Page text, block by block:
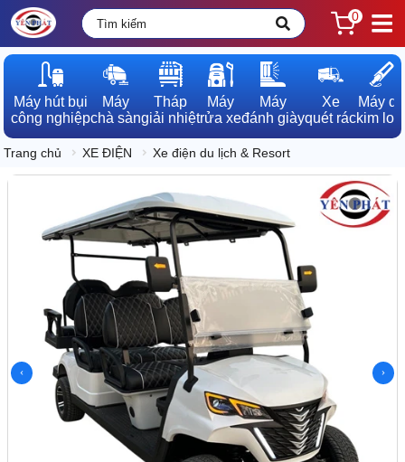
0
Máy hút bụi
công nghiệp
Máy
chà sàn
Tháp
giải nhiệt
Máy
rửa xe
Máy
đánh giày
Xe
quét rác
Máy dò
kim loại
Trang chủ XE ĐIỆN Xe điện du lịch & Resort